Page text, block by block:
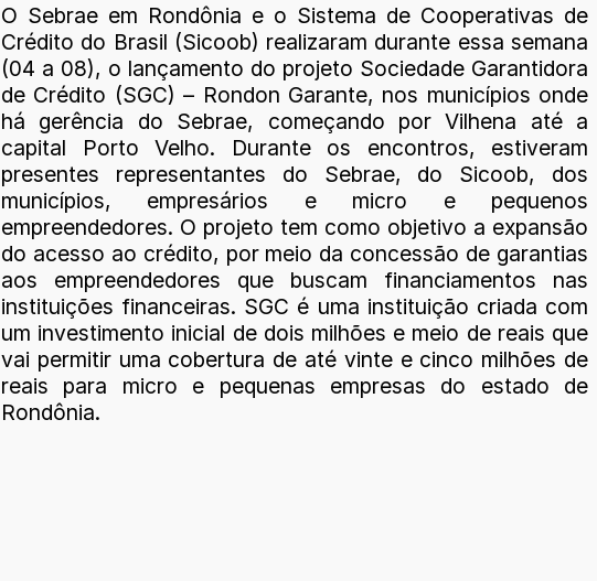
O Sebrae em Rondônia e o Sistema de Cooperativas de
Crédito do Brasil (Sicoob) realizaram durante essa semana
(04 a 08), o lançamento do projeto Sociedade Garantidora
de Crédito (SGC) – Rondon Garante, nos municípios onde
há gerência do Sebrae, começando por Vilhena até a
capital Porto Velho. Durante os encontros, estiveram
presentes representantes do Sebrae, do Sicoob, dos
municípios, empresários e micro e pequenos
empreendedores. O projeto tem como objetivo a expansão
do acesso ao crédito, por meio da concessão de garantias
aos empreendedores que buscam financiamentos nas
instituições financeiras. SGC é uma instituição criada com
um investimento inicial de dois milhões e meio de reais que
vai permitir uma cobertura de até vinte e cinco milhões de
reais para micro e pequenas empresas do estado de
Rondônia.